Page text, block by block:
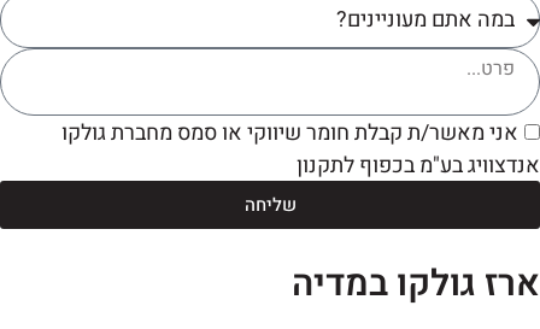
אני מאשר/ת קבלת חומר שיווקי או סמס מחברת גולקו
בע"מ בכפוף לתקנון
שליחה
גולקו במדיה